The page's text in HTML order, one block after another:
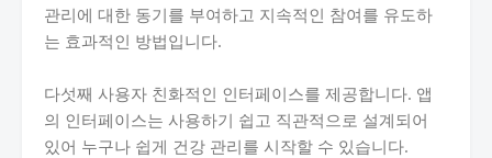
관리에 대한 동기를 부여하고 지속적인 참여를 유도하
는 효과적인 방법입니다.
다섯째 사용자 친화적인 인터페이스를 제공합니다. 앱
의 인터페이스는 사용하기 쉽고 직관적으로 설계되어
있어 누구나 쉽게 건강 관리를 시작할 수 있습니다.